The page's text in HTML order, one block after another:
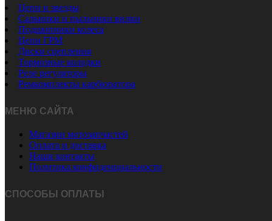
Цепи и звезды
Сальники и пыльники вилки
Подшипники колеса
Цепи ГРМ
Диски сцепления
Тормозные колодки
Реле регуляторы
Ремкомплекты карбюратора
МЕНЮ САЙТА
Магазин мотозапчастей
Оплата и доставка
Наши контакты
Политика конфиденциальности
СПОСОБЫ ОПЛАТЫ